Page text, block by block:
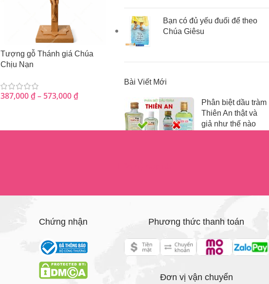
Tượng gỗ Thánh giá Chúa
Chịu Nạn
387,000₫– 573,000₫
Bạn có đủ yếu đuối để theo
Chúa Giêsu
Bài Viết Mới
Phân biệt dầu tràm
Thiên An thật và
giả như thế nào
Chứng nhận Phương thức thanh toán
Đơn vị vận chuyển